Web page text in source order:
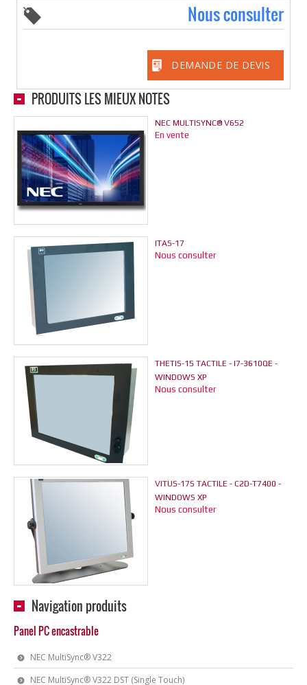
Nous consulter
DEMANDE DE DEVIS
PRODUITS LES MIEUX NOTÉS
NEC MULTISYNC® V652
En vente
ITAS-17
Nous consulter
THETIS-15 TACTILE - I7-3610QE -
WINDOWS XP
Nous consulter
VITUS-17S TACTILE - C2D-T7400 -
WINDOWS XP
Nous consulter
Navigation produits
Panel PC encastrable
NEC MultiSync® V322
NEC MultiSync® V322 DST (Single Touch)